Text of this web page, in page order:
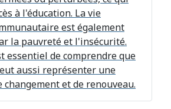
à l'éducation. La vie
est également
la pauvreté et l'insécurité.
essentiel de comprendre que
aussi représenter une
et de renouveau.